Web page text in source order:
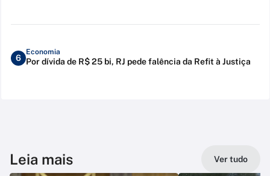
6
Economia
Por dívida de R$ 25 bi, RJ pede falência da Refit à Justiça
Leia mais Ver tudo